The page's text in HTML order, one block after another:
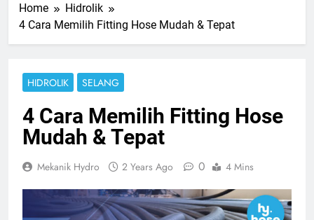
Home
Hidrolik
4 Cara Memilih Fitting Hose Mudah & Tepat
HIDROLIK SELANG
4 Cara Memilih Fitting Hose
Mudah & Tepat
Mekanik Hydro 2 Years Ago 0 4 Mins